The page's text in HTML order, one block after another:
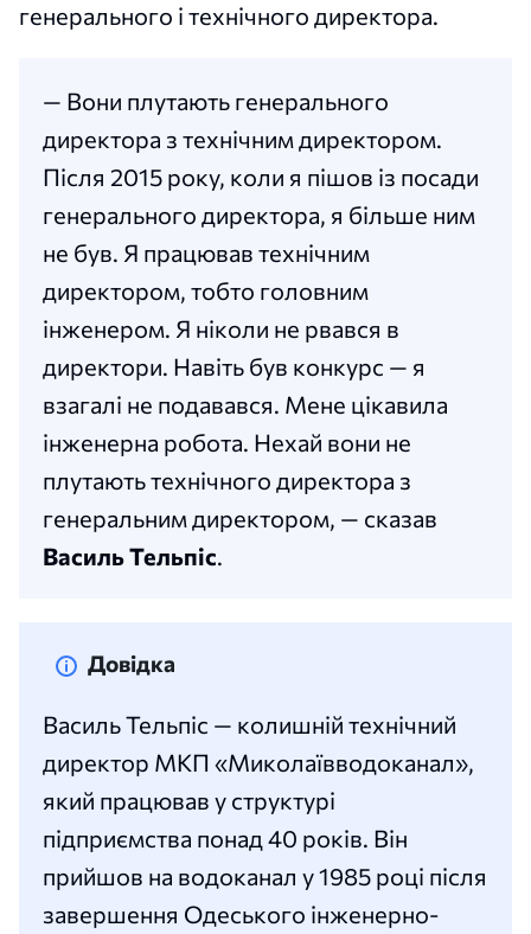
генерального і технічного директора.
— Вони плутають генерального
директора з технічним директором.
Після 2015 року, коли я пішов із посади
генерального директора, я більше ним
не був. Я працював технічним
директором, тобто головним
інженером. Я ніколи не рвався в
директори. Навіть був конкурс — я
взагалі не подавався. Мене цікавила
інженерна робота. Нехай вони не
плутають технічного директора з
генеральним директором, — сказав
Василь Тельпіс.
Довідка
Василь Тельпіс — колишній технічний
директор МКП «Миколаївводоканал»,
який працював у структурі
підприємства понад 40 років. Він
прийшов на водоканал у 1985 році після
завершення Одеського інженерно-